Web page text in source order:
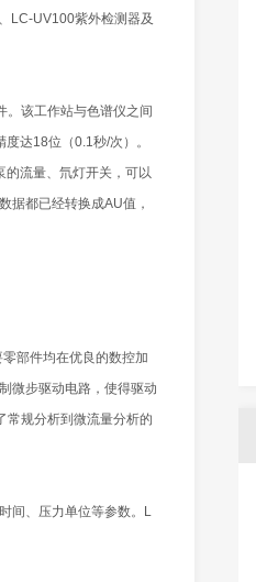
LC-UV100紫外检测器及
。该工作站与色谱仪之间
达18位（0.1秒/次）。
的流量、氘灯开关，可以
据都已经转换成AU值，
部件均在优良的数控加
微步驱动电路，使得驱动
常规分析到微流量分析的
间、压力单位等参数。L